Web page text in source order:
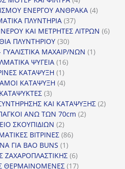
προϊόντα
ΕΝΕΡΓΟΥ ΑΝΘΡΑΚΑ 44
ΠΛΥΝΤΗΡΙΑ 3737
προϊόντα
ΚΑΙ ΜΕΤΡΗΤΕΣ ΛΙΤΡΩΝ 66
ΠΛΥΝΤΗΡΙΟΥ 3030
προϊόντα
ΓΥΑΛΙΣΤΙΚΑ ΜΑΧΑΙΡ/ΝΩΝ 11
ΨΥΓΕΙΑ 1616
ΚΑΤΑΨΥΞΗ 11
προϊόν
ΚΑΤΑΨΥΞΗ 44
ΚΑΤΑΨΥΚΤΕΣ 33
προϊόντα
ΚΑΙ ΚΑΤΑΨΥΞΗΣ 22
ΑΝΩ ΤΩΝ 70cm 22
ΣΚΟΥΠΙΔΙΩΝ 22
προϊόντα
ΒΙΤΡΙΝΕΣ 8686
ΓΙΑ BAO BUNS 11
προϊόν
ΖΑΧΑΡΟΠΛΑΣΤΙΚΗΣ 66
προϊόντα
ΘΕΡΜΑΙΝΟΜΕΝΕΣ 1717